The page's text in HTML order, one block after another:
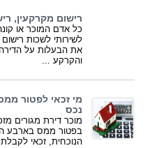
רישום מקרקעין,
כל אדם המוכר או
לשירותי לשכות
את הבעלות על
והקרקע ...
מי זכאי לפטור
נכס
מוכר דירת מגורים
בפטור ממס בארבע
הנוכחית, זכאי